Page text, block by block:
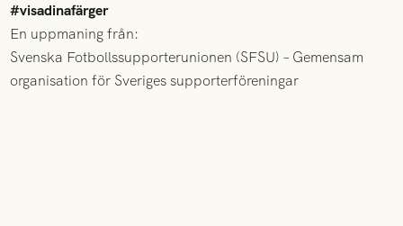
#visadinafärger
En uppmaning från:
Svenska Fotbollssupporterunionen (SFSU) – Gemensam
organisation för Sveriges supporterföreningar